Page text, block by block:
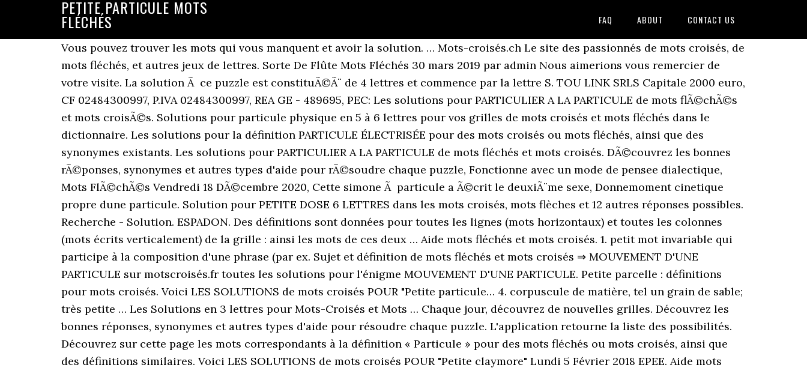
PETITE PARTICULE MOTS
FLÉCHÉS FAQ ABOUT CONTACT US
Vous pouvez trouver les mots qui vous manquent et avoir la solution. … Mots-croisés.ch Le site des passionnés de mots croisés, de
mots fléchés, et autres jeux de lettres. Sorte De Flûte Mots Fléchés 30 mars 2019 par admin Nous aimerions vous remercier de
votre visite. La solution Ã ce puzzle est constituÃ©Ã¨ de 4 lettres et commence par la lettre S. TOU LINK SRLS Capitale 2000 euro,
CF 02484300997, P.IVA 02484300997, REA GE - 489695, PEC: Les solutions pour PARTICULIER A LA PARTICULE de mots flÃ©chÃ©s
et mots croisÃ©s. Solutions pour particule physique en 5 à 6 lettres pour vos grilles de mots croisés et mots fléchés dans le
dictionnaire. Les solutions pour la définition PARTICULE ÉLECTRISÉE pour des mots croisés ou mots fléchés, ainsi que des
synonymes existants. Les solutions pour PARTICULIER A LA PARTICULE de mots fléchés et mots croisés. DÃ©couvrez les bonnes
rÃ©ponses, synonymes et autres types d'aide pour rÃ©soudre chaque puzzle, Fonctionne avec un mode de pensee dialectique,
Mots FlÃ©chÃ©s Vendredi 18 DÃ©cembre 2020, Cette simone Ã particule a Ã©crit le deuxiÃ¨me sexe, Donnemoment cinetique
propre dune particule. Solution pour PETITE DOSE 6 LETTRES dans les mots croisés, mots flèches et 12 autres réponses possibles.
Recherche - Solution. ESPADON. Des définitions sont données pour toutes les lignes (mots horizontaux) et toutes les colonnes
(mots écrits verticalement) de la grille : ainsi les mots de ces deux … Aide mots fléchés et mots croisés. 1. petit mot invariable qui
participe à la composition d'une phrase (par ex. Sujet et définition de mots fléchés et mots croisés ⇒ MOUVEMENT D'UNE
PARTICULE sur motscroisés.fr toutes les solutions pour l'énigme MOUVEMENT D'UNE PARTICULE. Petite parcelle : définitions
pour mots croisés. Voici LES SOLUTIONS de mots croisés POUR "Petite particule… 4. corpuscule de matière, tel un grain de sable;
très petite … Les Solutions en 3 lettres pour Mots-Croisés et Mots … Chaque jour, découvrez de nouvelles grilles. Découvrez les
bonnes réponses, synonymes et autres types d'aide pour résoudre chaque puzzle. L'application retourne la liste des possibilités.
Découvrez sur cette page les mots correspondants à la définition « Particule » pour des mots fléchés ou mots croisés, ainsi que
des définitions similaires. Voici LES SOLUTIONS de mots croisés POUR "Petite claymore" Lundi 5 Février 2018 EPEE. Aide mots